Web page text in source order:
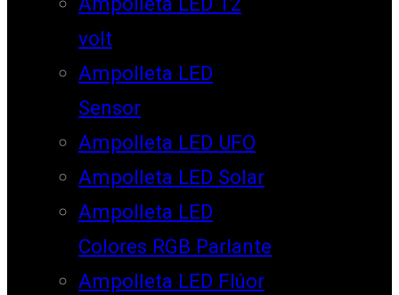
volt
Ampolleta LED
Sensor
Ampolleta LED UFO
Ampolleta LED Solar
Ampolleta LED
Colores RGB Parlante
Ampolleta LED Flúor